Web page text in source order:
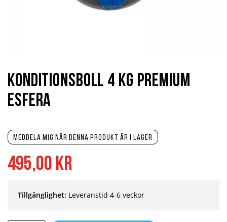
495,00 kr
Meddela mig när denna produkt är i lager
Tillgänglighet: Leveranstid 4-6 veckor
Konditionsboll 4 kg Premium
Esfera
början
av
bildgalleriet